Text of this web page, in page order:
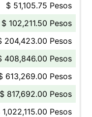
$ 51,105.75 Pesos
$ 102,211.50 Pesos
204,423.00 Pesos
408,846.00 Pesos
613,269.00 Pesos
$ 817,692.00 Pesos
1,022,115.00 Pesos